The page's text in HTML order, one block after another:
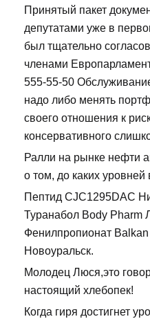
Принятый пакет
депутатами уже в
был тщательно
членами
555-55-50
надо либо менять
своего отношения к
консервативного
Ралли на рынке нефти
о том, до каких уровней
Пептид CJC1295DAC
Туранабол Body Pharm
Фенилпропионат
Новоуральск.
Молодец Люся,это
настоящий хлебопек!
Когда гиря достигнет